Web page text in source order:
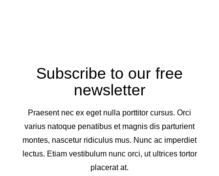
Subscribe to our free
newsletter
Praesent nec ex eget nulla porttitor cursus. Orci
varius natoque penatibus et magnis dis parturient
montes, nascetur ridiculus mus. Nunc ac imperdiet
lectus. Etiam vestibulum nunc orci, ut ultrices tortor
placerat at.